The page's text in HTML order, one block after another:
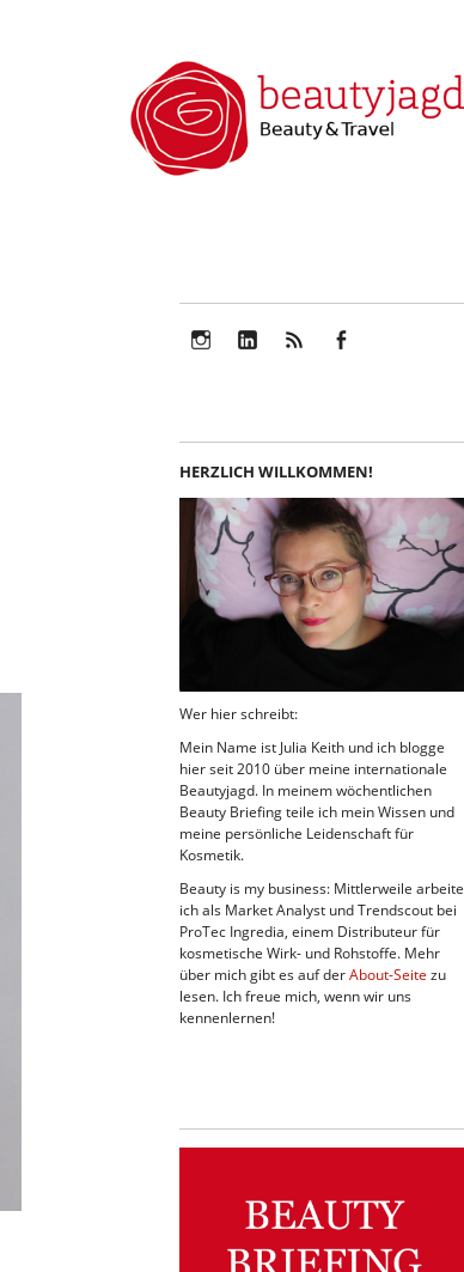
HERZLICH WILLKOMMEN!
Wer hier schreibt:
Mein Name ist Julia Keith und ich blogge
hier seit 2010 über meine internationale
Beautyjagd. In meinem wöchentlichen
Beauty Briefing teile ich mein Wissen und
meine persönliche Leidenschaft für
Kosmetik.
Beauty is my business: Mittlerweile arbeite
ich als Market Analyst und Trendscout bei
ProTec Ingredia, einem Distributeur für
kosmetische Wirk- und Rohstoffe. Mehr
über mich gibt es auf derAbout-Seite zu
lesen. Ich freue mich, wenn wir uns
kennenlernen!